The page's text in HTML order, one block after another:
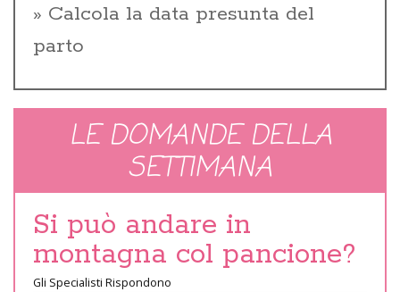
Calcola la data presunta del
parto
LE DOMANDE DELLA
SETTIMANA
Si può andare in
montagna col pancione?
Gli Specialisti Rispondono